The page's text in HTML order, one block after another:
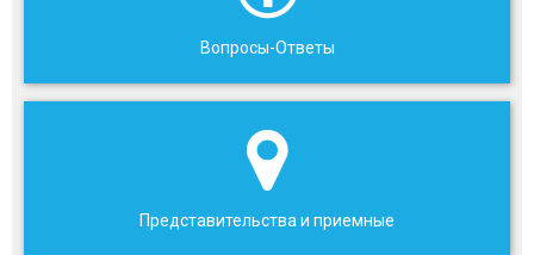
Вопросы-Ответы
Представительства и приемные